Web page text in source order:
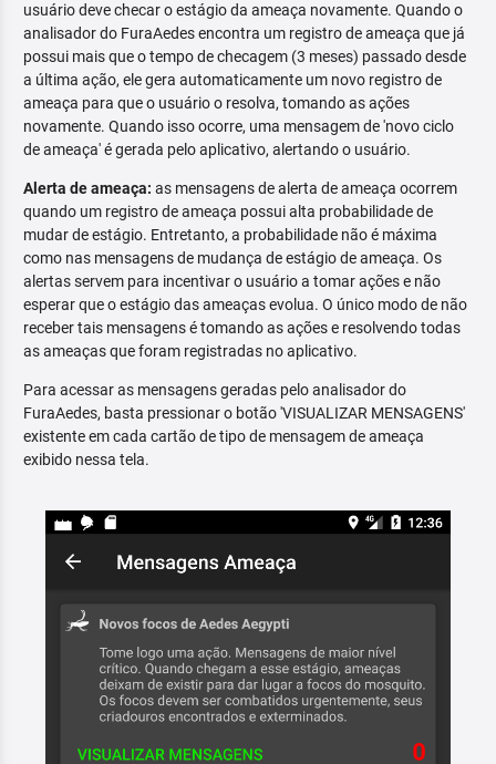
usuário deve checar o estágio da ameaça novamente. Quando o
analisador do FuraAedes encontra um registro de ameaça que já
possui mais que o tempo de checagem (3 meses) passado desde
a última ação, ele gera automaticamente um novo registro de
ameaça para que o usuário o resolva, tomando as ações
novamente. Quando isso ocorre, uma mensagem de 'novo ciclo
de ameaça' é gerada pelo aplicativo, alertando o usuário.
Alerta de ameaça: as mensagens de alerta de ameaça ocorrem
quando um registro de ameaça possui alta probabilidade de
mudar de estágio. Entretanto, a probabilidade não é máxima
como nas mensagens de mudança de estágio de ameaça. Os
alertas servem para incentivar o usuário a tomar ações e não
esperar que o estágio das ameaças evolua. O único modo de não
receber tais mensagens é tomando as ações e resolvendo todas
as ameaças que foram registradas no aplicativo.
Para acessar as mensagens geradas pelo analisador do
FuraAedes, basta pressionar o botão 'VISUALIZAR MENSAGENS'
existente em cada cartão de tipo de mensagem de ameaça
exibido nessa tela.